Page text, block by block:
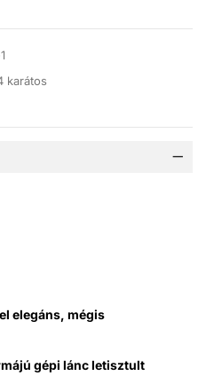
karátos
elegáns, mégis
gépi lánc letisztult